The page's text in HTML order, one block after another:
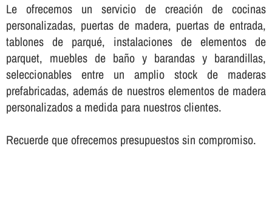
Le ofrecemos un servicio de creación de cocinas
personalizadas, puertas de madera, puertas de entrada,
tablones de parqué, instalaciones de elementos de
parquet, muebles de baño y barandas y barandillas,
seleccionables entre un amplio stock de maderas
prefabricadas, además de nuestros elementos de madera
personalizados a medida para nuestros clientes.
Recuerde que ofrecemos presupuestos sin compromiso.